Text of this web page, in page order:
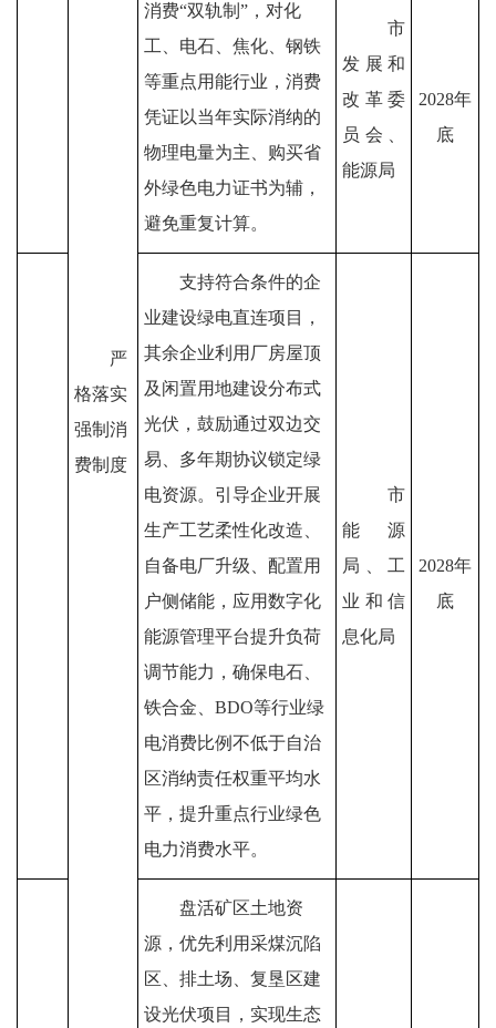
严
格落实
强制消
费制度
消费“双轨制 ” ，对化
工、电石、焦化、钢铁
等重点用能行业，消费
凭证以当年实际消纳的
物理电量为主、购买省
外绿色电力证书为辅，
避免重复计算。
市
发展和
改革委
员会
能源局
2028年
底
支持符合条件的企
业建设绿电直连项目，
其余企业利用厂房屋顶
及闲置用地建设分布式
光伏，鼓励通过双边交
易、多年期协议锁定绿
电资源。引导企业开展
生产工艺柔性化改造、
自备电厂升级、配置用
户侧储能，应用数字化
能源管理平台提升负荷
调节能力，确保电石、
铁合金、 BDO等行业绿
电消费比例不低于自治
区消纳责任权重平均水
平，提升重点行业绿色
电力消费水平。
市
能源
局
工
业和信
息化局
2028年
底
盘活矿区土地资
源，优先利用采煤沉陷
区、排土场、复垦区建
设光伏项目，实现生态